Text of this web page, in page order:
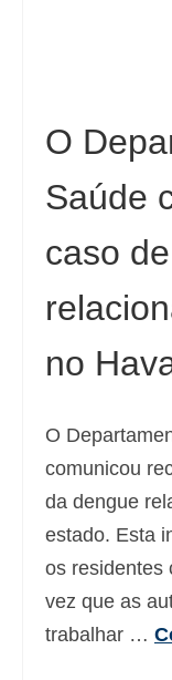
O
Saúde
caso
no
O
comunicou
da dengue
estado. Esta
os residentes
vez que as
trabalhar …